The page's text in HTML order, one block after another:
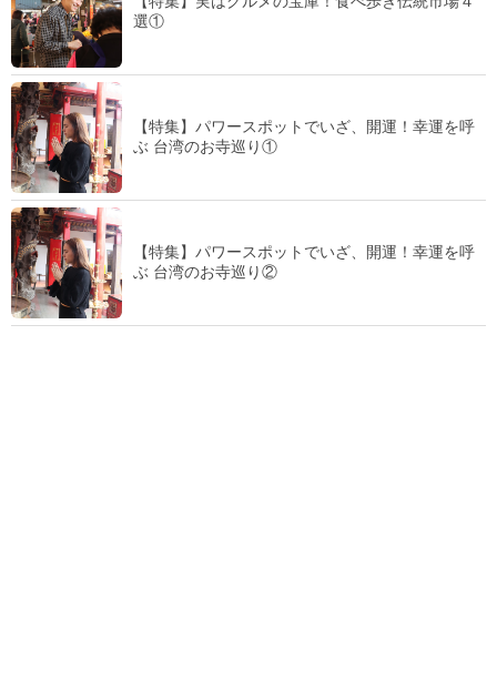
選①
【特集】パワースポットでいざ、開運！幸運を呼
ぶ 台湾のお寺巡り①
【特集】パワースポットでいざ、開運！幸運を呼
ぶ 台湾のお寺巡り②